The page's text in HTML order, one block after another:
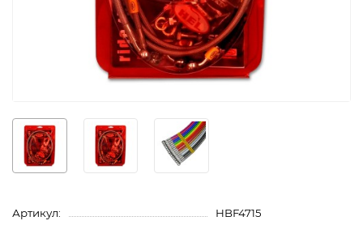
Артикул:
HBF4715